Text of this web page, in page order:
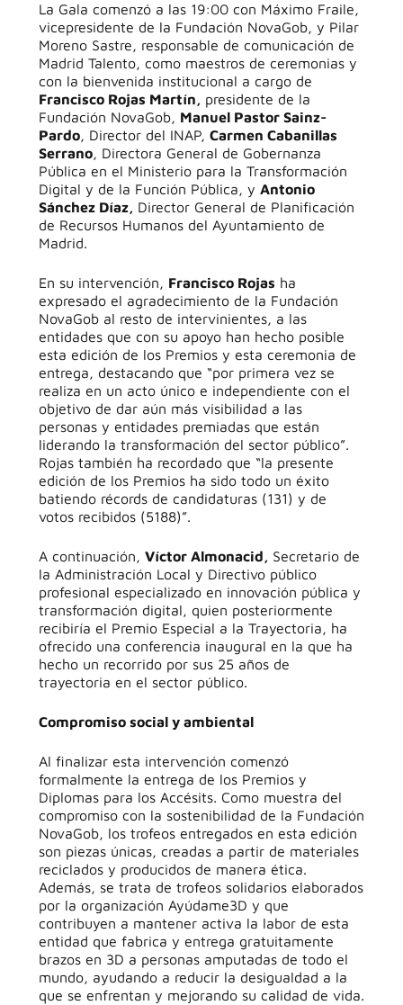
La Gala comenzó a las 19:00 con Máximo Fraile,
vicepresidente de la Fundación NovaGob, y Pilar
Moreno Sastre, responsable de comunicación de
Madrid Talento, como maestros de ceremonias y
con la bienvenida institucional a cargo de
Francisco Rojas Martín, presidente de la
Fundación NovaGob, Manuel Pastor Sainz-
Pardo, Director del INAP, Carmen Cabanillas
Serrano, Directora General de Gobernanza
Pública en el Ministerio para la Transformación
Digital y de la Función Pública, y Antonio
Sánchez Díaz, Director General de Planificación
de Recursos Humanos del Ayuntamiento de
Madrid.
En su intervención, Francisco Rojas ha
expresado el agradecimiento de la Fundación
NovaGob al resto de intervinientes, a las
entidades que con su apoyo han hecho posible
esta edición de los Premios y esta ceremonia de
entrega, destacando que “por primera vez se
realiza en un acto único e independiente con el
objetivo de dar aún más visibilidad a las
personas y entidades premiadas que están
liderando la transformación del sector público”.
Rojas también ha recordado que “la presente
edición de los Premios ha sido todo un éxito
batiendo récords de candidaturas (131) y de
votos recibidos (5188)”.
A continuación, Víctor Almonacid, Secretario de
la Administración Local y Directivo público
profesional especializado en innovación pública y
transformación digital, quien posteriormente
recibiría el Premio Especial a la Trayectoria, ha
ofrecido una conferencia inaugural en la que ha
hecho un recorrido por sus 25 años de
trayectoria en el sector público.
Compromiso social y ambiental
Al finalizar esta intervención comenzó
formalmente la entrega de los Premios y
Diplomas para los Accésits. Como muestra del
compromiso con la sostenibilidad de la Fundación
NovaGob, los trofeos entregados en esta edición
son piezas únicas, creadas a partir de materiales
reciclados y producidos de manera ética.
Además, se trata de trofeos solidarios elaborados
por la organización Ayúdame3D y que
contribuyen a mantener activa la labor de esta
entidad que fabrica y entrega gratuitamente
brazos en 3D a personas amputadas de todo el
mundo, ayudando a reducir la desigualdad a la
que se enfrentan y mejorando su calidad de vida.